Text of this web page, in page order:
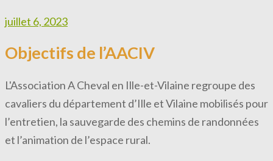
juillet 6, 2023
Objectifs de l’AACIV
L'Association A Cheval en Ille-et-Vilaine regroupe des
cavaliers du département d’Ille et Vilaine mobilisés pour
l’entretien, la sauvegarde des chemins de randonnées
et l’animation de l’espace rural.